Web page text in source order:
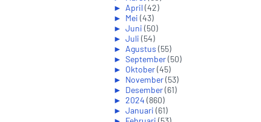
► April(42)
► Mei (43)
► Juni (50)
► Juli (54)
► Agustus (55)
► September(50)
► Oktober(45)
► November(53)
► Desember(61)
► 2024 (860)
► Januari (61)